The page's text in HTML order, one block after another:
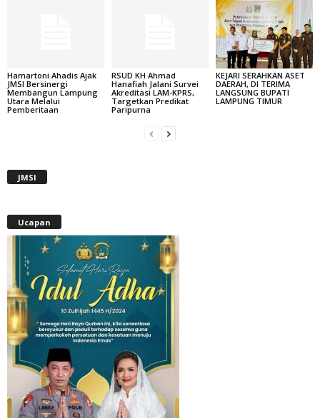
Hamartoni Ahadis Ajak
JMSI Bersinergi
Membangun Lampung
Utara Melalui
Pemberitaan
RSUD KH Ahmad
Hanafiah Jalani Survei
Akreditasi LAM-KPRS,
Targetkan Predikat
Paripurna
KEJARI SERAHKAN ASET
DAERAH, DI TERIMA
LANGSUNG BUPATI
LAMPUNG TIMUR
JMSI
Ucapan